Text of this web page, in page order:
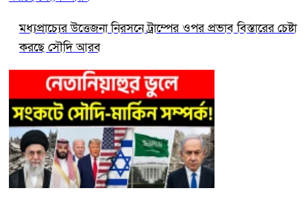
মধ্যপ্রাচ্যের উত্তেজনা নিরসনে ট্রাম্পের ওপর প্রভাব বিস্তারের চেষ্টা
করছে সৌদি আরব